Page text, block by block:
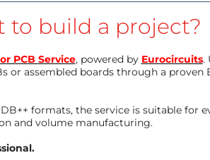
to build a project?
PCB Service, powered by Eurocircuits.
or assembled boards through a proven
formats, the service is suitable for
and volume manufacturing.